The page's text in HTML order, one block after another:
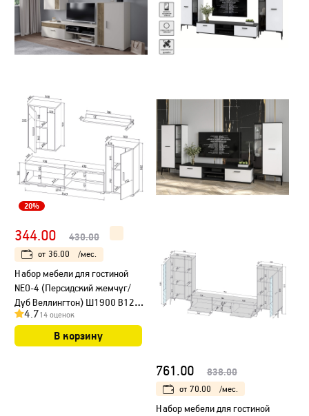
20%
344.00 430.00
от 36.00 /мес.
Набор мебели для гостиной
NEO-4 (Персидский жемчуг/
Дуб Веллингтон) Ш1900 В1200
Г350
4.714 оценок
В корзину
761.00 838.00
от 70.00 /мес.
Набор мебели для гостиной